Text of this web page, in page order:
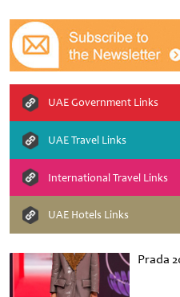
Prada
UAE Government Links
UAE Travel Links
International Travel Links
UAE Hotels Links